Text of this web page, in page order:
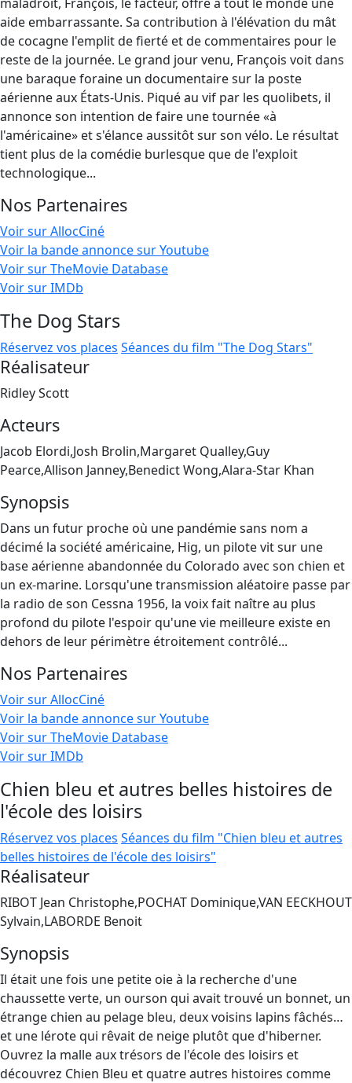
aide embarrassante. Sa contribution à l'élévation du mât
de cocagne l'emplit de fierté et de commentaires pour le
reste de la journée. Le grand jour venu, François voit dans
une baraque foraine un documentaire sur la poste
aérienne aux États-Unis. Piqué au vif par les quolibets, il
annonce son intention de faire une tournée «à
l'américaine» et s'élance aussitôt sur son vélo. Le résultat
tient plus de la comédie burlesque que de l'exploit
technologique...
Nos Partenaires
Voir sur AllocCiné
Voir la bande annonce sur Youtube
Voir sur TheMovie Database
Voir sur IMDb
The Dog Stars
Réservez vos places Séances du film "The Dog Stars"
Réalisateur
Ridley Scott
Acteurs
Jacob Elordi,Josh Brolin,Margaret Qualley,Guy
Pearce,Allison Janney,Benedict Wong,Alara-Star Khan
Synopsis
Dans un futur proche où une pandémie sans nom a
décimé la société américaine, Hig, un pilote vit sur une
base aérienne abandonnée du Colorado avec son chien et
un ex-marine. Lorsqu'une transmission aléatoire passe par
la radio de son Cessna 1956, la voix fait naître au plus
profond du pilote l'espoir qu'une vie meilleure existe en
dehors de leur périmètre étroitement contrôlé...
Nos Partenaires
Voir sur AllocCiné
Voir la bande annonce sur Youtube
Voir sur TheMovie Database
Voir sur IMDb
Chien bleu et autres belles histoires de
l'école des loisirs
Réservez vos places Séances du film "Chien bleu et autres
belles histoires de l'école des loisirs"
Réalisateur
RIBOT Jean Christophe,POCHAT Dominique,VAN EECKHOUT
Sylvain,LABORDE Benoit
Synopsis
Il était une fois une petite oie à la recherche d'une
chaussette verte, un ourson qui avait trouvé un bonnet, un
étrange chien au pelage bleu, deux voisins lapins fâchés…
et une lérote qui rêvait de neige plutôt que d'hiberner.
Ouvrez la malle aux trésors de l'école des loisirs et
découvrez Chien Bleu et quatre autres histoires comme